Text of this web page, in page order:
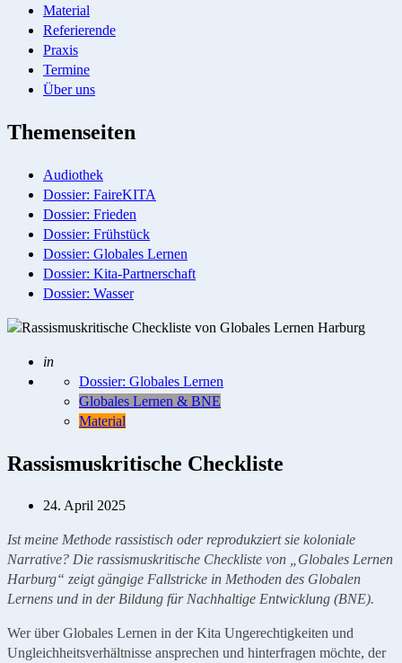
Material
Referierende
Praxis
Termine
Über uns
Themenseiten
Audiothek
Dossier: FaireKITA
Dossier: Frieden
Dossier: Frühstück
Dossier: Globales Lernen
Dossier: Kita-Partnerschaft
Dossier: Wasser
Geschrieben
in
Dossier: Globales Lernen
Globales Lernen & BNE
Material
Rassismuskritische Checkliste
24. April 2025
Ist meine Methode rassistisch oder reprodukziert sie koloniale
Narrative? Die rassismuskritische Checkliste von „Globales Lernen
Harburg“ zeigt gängige Fallstricke in Methoden des Globalen
Lernens und in der Bildung für Nachhaltige Entwicklung (BNE).
Wer über Globales Lernen in der Kita Ungerechtigkeiten und
Ungleichheitsverhältnisse ansprechen und hinterfragen möchte, der